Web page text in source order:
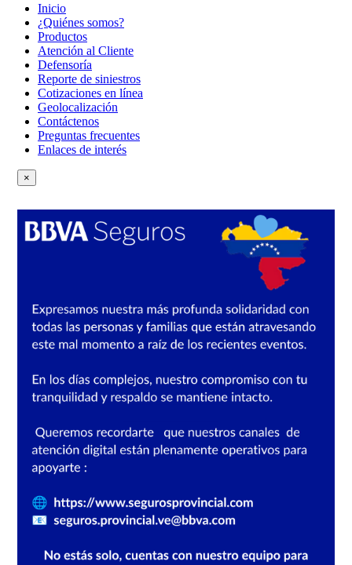
Inicio
¿Quiénes somos?
Productos
Atención al Cliente
Defensoría
Reporte de siniestros
Cotizaciones en línea
Geolocalización
Contáctenos
Preguntas frecuentes
Enlaces de interés
×